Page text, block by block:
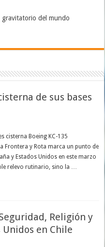
del mundo
de sus bases
cisterna Boeing KC-135
Frontera y Rota marca un punto de
y Estados Unidos en este marzo
relevo rutinario, sino la …
Religión y
en Chile